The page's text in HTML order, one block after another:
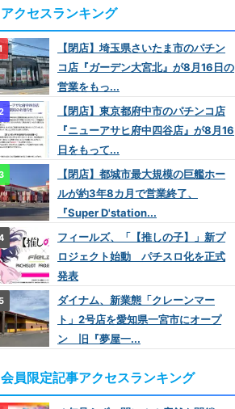
アクセスランキング
【閉店】埼玉県さいたま市のパチン
コ店『ガーデン大宮北』が8月16日の
営業をもっ...
【閉店】東京都府中市のパチンコ店
『ニューアサヒ府中四谷店』が8月16
日をもって...
【閉店】都城市最大規模の巨艦ホー
ルが約3年8カ月で営業終了、
『Super D'station...
フィールズ、「【推しの子】」新プ
ロジェクト始動 パチスロ化を正式
発表
ダイナム、新業態「クレーンマー
ト」2号店を愛知県一宮市にオープ
ン 旧『夢屋一...
会員限定記事アクセスランキング